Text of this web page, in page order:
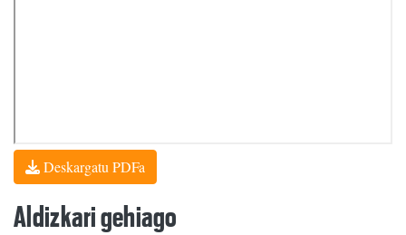
Deskargatu PDFa
Aldizkari gehiago